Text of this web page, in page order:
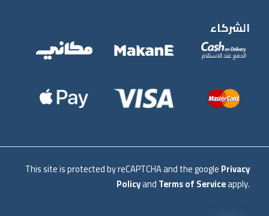
الشركاء
This site is protected by reCAPTCHA and the googlePrivacy
PolicyandTerms of Serviceapply.